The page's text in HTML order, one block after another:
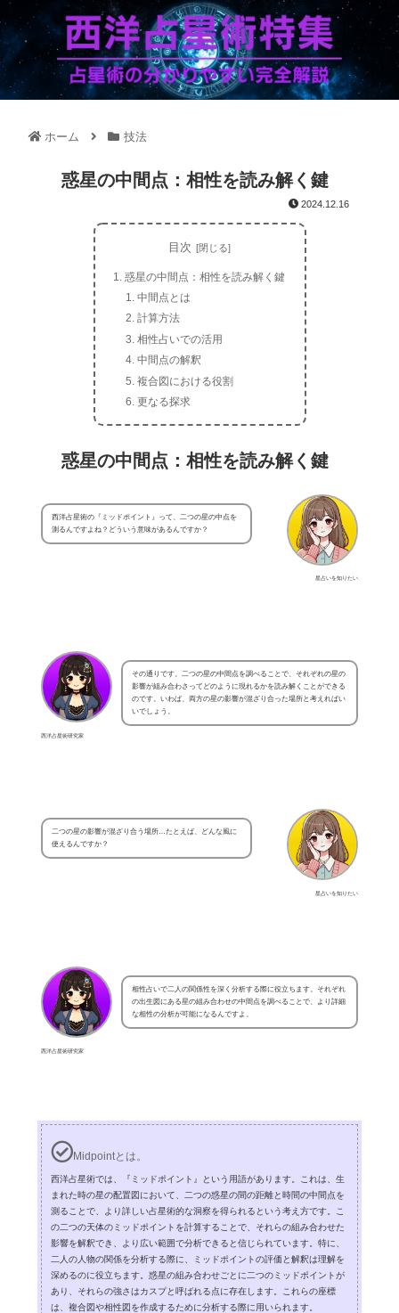
ホーム 技法
惑星の中間点：相性を読み解く鍵
2024.12.16
目次
惑星の中間点：相性を読み解く鍵
中間点とは
計算方法
相性占いでの活用
中間点の解釈
複合図における役割
更なる探求
惑星の中間点：相性を読み解く鍵
星占いを知りたい
西洋占星術の『ミッドポイント』って、二つの星の中点を
測るんですよね？どういう意味があるんですか？
西洋占星術研究家
その通りです。二つの星の中間点を調べることで、それぞれの星の
影響が組み合わさってどのように現れるかを読み解くことができる
のです。いわば、両方の星の影響が混ざり合った場所と考えればい
いでしょう。
星占いを知りたい
二つの星の影響が混ざり合う場所…たとえば、どんな風に
使えるんですか？
西洋占星術研究家
相性占いで二人の関係性を深く分析する際に役立ちます。それぞれ
の出生図にある星の組み合わせの中間点を調べることで、より詳細
な相性の分析が可能になるんですよ。
Midpointとは。
西洋占星術では、『ミッドポイント』という用語があります。これは、生
まれた時の星の配置図において、二つの惑星の間の距離と時間の中間点を
測ることで、より詳しい占星術的な洞察を得られるという考え方です。こ
の二つの天体のミッドポイントを計算することで、それらの組み合わせた
影響を解釈でき、より広い範囲で分析できると信じられています。特に、
二人の人物の関係を分析する際に、ミッドポイントの評価と解釈は理解を
深めるのに役立ちます。惑星の組み合わせごとに二つのミッドポイントが
あり、それらの強さはカスプと呼ばれる点に存在します。これらの座標
は、複合図や相性図を作成するために分析する際に用いられます。